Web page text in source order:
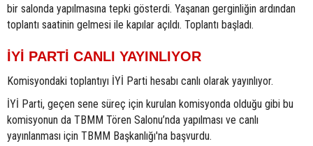
bir salonda yapılmasına tepki gösterdi. Yaşanan gerginliğin ardından
toplantı saatinin gelmesi ile kapılar açıldı. Toplantı başladı.
İYİ PARTİ CANLI YAYINLIYOR
Komisyondaki toplantıyı İYİ Parti hesabı canlı olarak yayınlıyor.
İYİ Parti, geçen sene süreç için kurulan komisyonda olduğu gibi bu
komisyonun da TBMM Tören Salonu’nda yapılması ve canlı
yayınlanması için TBMM Başkanlığı'na başvurdu.